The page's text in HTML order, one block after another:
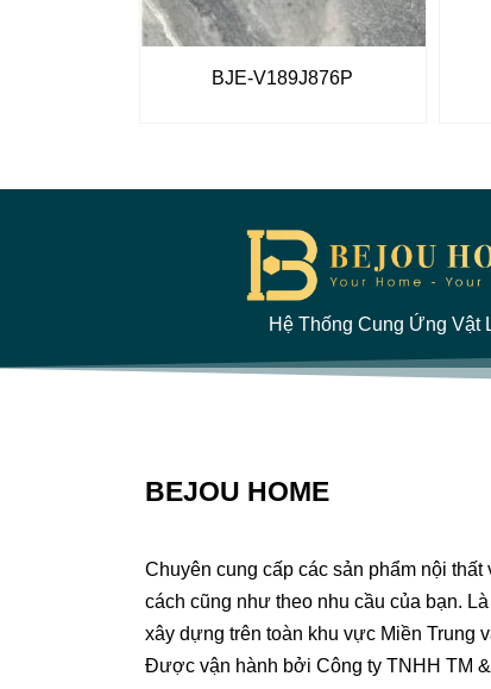
BJE-V189J876P
Hệ Thống Cung Ứng Vật
BEJOU HOME
Chuyên cung cấp các sản phẩm nội thất
cách cũng như theo nhu cầu của bạn.
xây dựng trên toàn khu vực Miền Trung
Được vận hành bởi Công ty TNHH TM